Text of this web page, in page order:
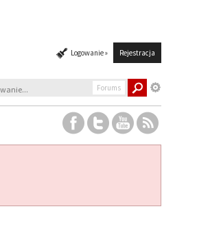
Logowanie » Rejestracja
Forums